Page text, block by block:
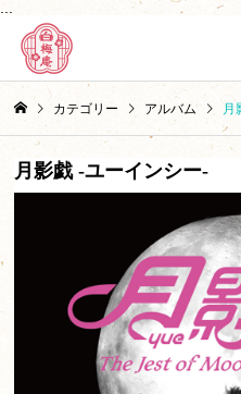
カテゴリー アルバム 月
月影戯 -ユーインシー-